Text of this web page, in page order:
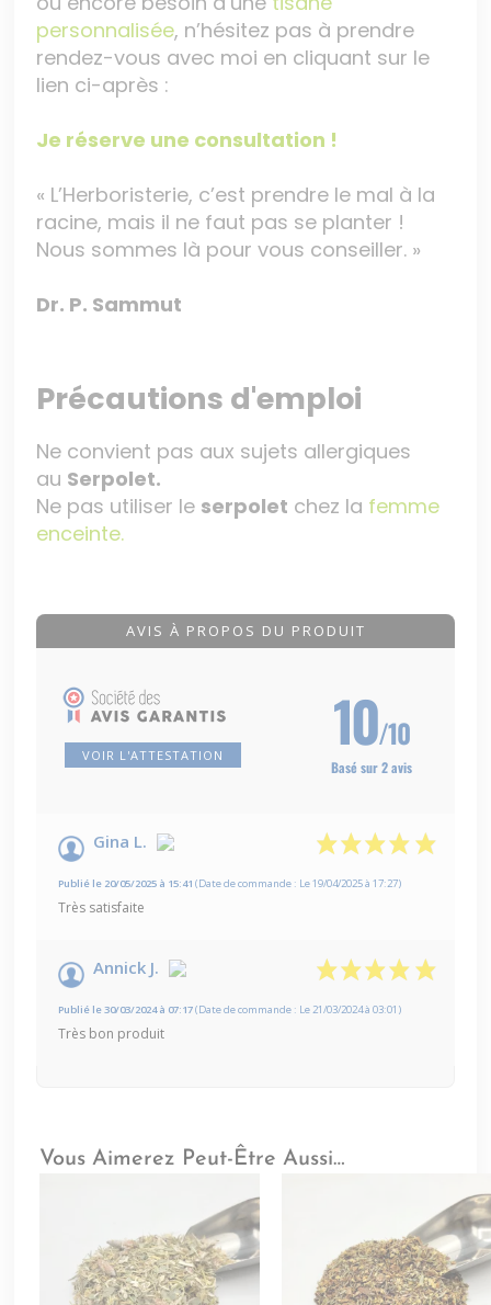
personnalisée, n’hésitez pas à prendre
rendez-vous avec moi en cliquant sur le
lien ci-après :
Je réserve une consultation !
« L’Herboristerie, c’est prendre le mal à la
racine, mais il ne faut pas se planter !
Nous sommes là pour vous conseiller. »
Dr. P. Sammut
Précautions d'emploi
Ne convient pas aux sujets allergiques
au Serpolet.
Ne pas utiliser le serpolet chez la femme
enceinte.
AVIS À PROPOS DU PRODUIT
VOIR L'ATTESTATION 10/10
Basé sur 2 avis
Gina L.
Publié le 20/05/2025 à 15:41(Date de commande : Le 19/04/2025 à 17:27)
Très satisfaite
Annick J.
Publié le 30/03/2024 à 07:17(Date de commande : Le 21/03/2024 à 03:01)
Très bon produit
Vous Aimerez Peut-Être Aussi…